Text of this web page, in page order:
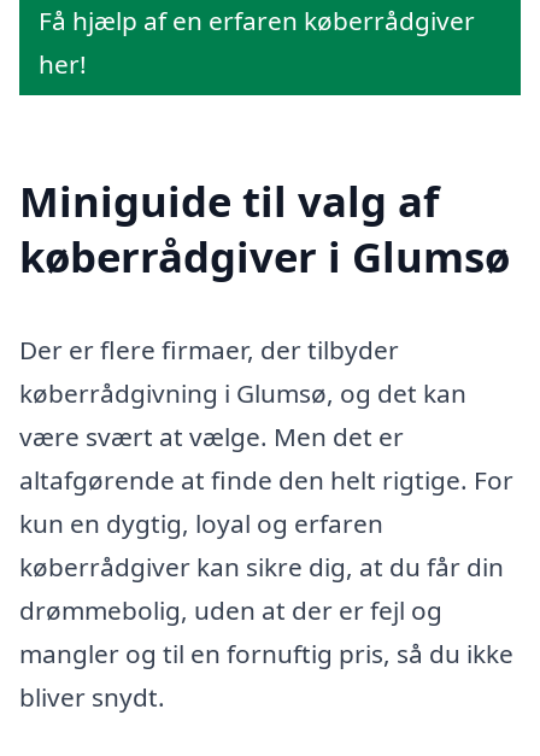
Få hjælp af en erfaren køberrådgiver
her!
Miniguide til valg af
køberrådgiver i Glumsø
Der er flere firmaer, der tilbyder
køberrådgivning i Glumsø, og det kan
være svært at vælge. Men det er
altafgørende at finde den helt rigtige. For
kun en dygtig, loyal og erfaren
køberrådgiver kan sikre dig, at du får din
drømmebolig, uden at der er fejl og
mangler og til en fornuftig pris, så du ikke
bliver snydt.